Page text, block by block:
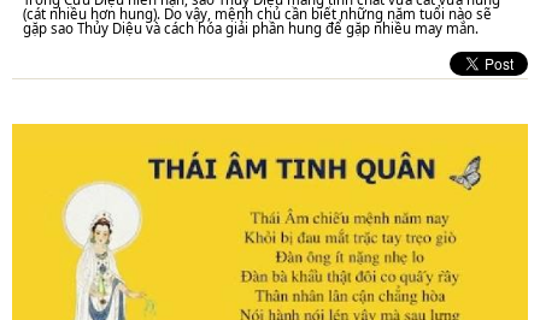
(cát nhiều hơn hung). Do vậy, mệnh chủ cần biết những năm tuổi nào sẽ
gặp sao Thủy Diệu và cách hóa giải phần hung để gặp nhiều may mắn.